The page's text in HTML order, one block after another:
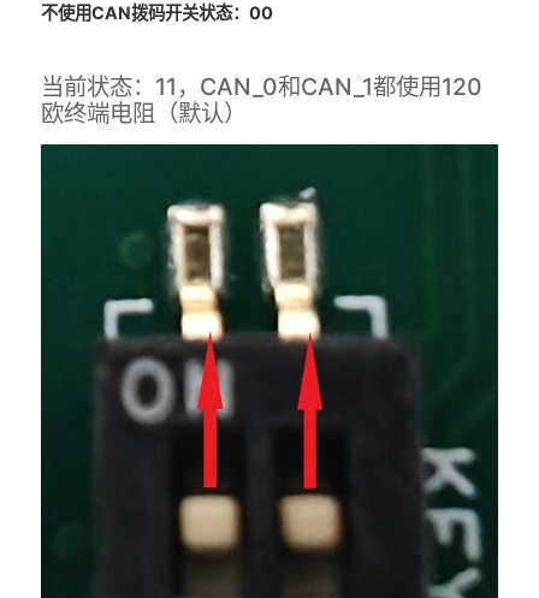
不使用CAN拨码开关状态：00
当前状态：11，CAN_0和CAN_1都使用120
欧终端电阻（默认）